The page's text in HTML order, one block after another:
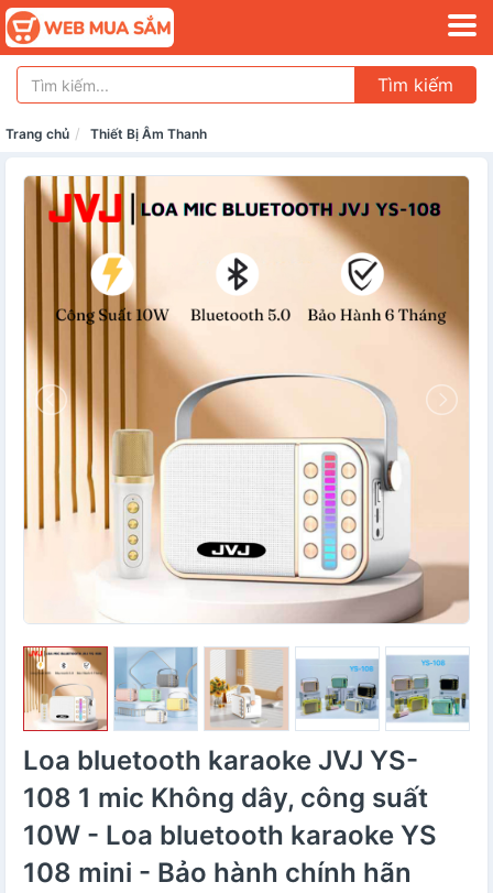
Tìm kiếm
Trang chủ Thiết Bị Âm Thanh
Loa bluetooth karaoke JVJ YS-
108 1 mic Không dây, công suất
10W - Loa bluetooth karaoke YS
108 mini - Bảo hành chính hãn